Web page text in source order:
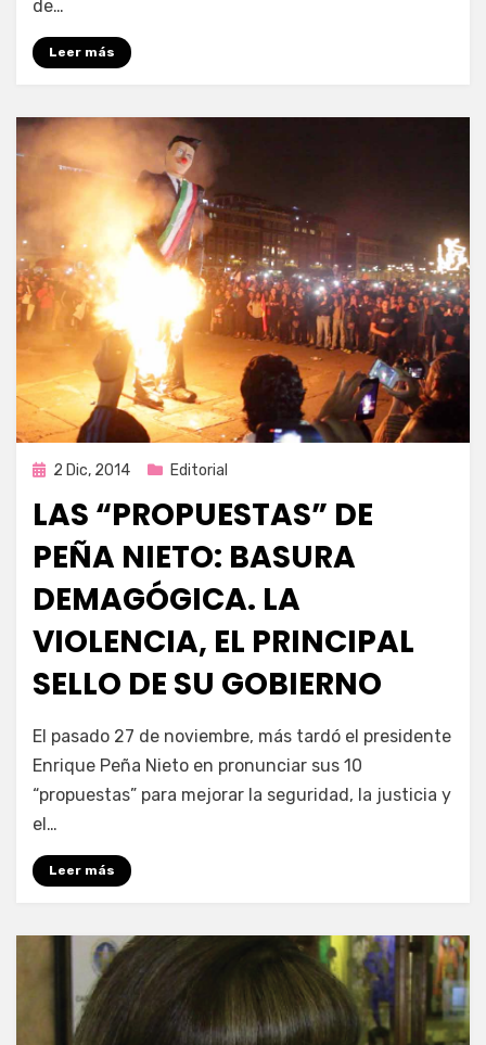
de…
Leer más
Publicada
2 Dic, 2014 Editorial
LAS “PROPUESTAS” DE
PEÑA NIETO: BASURA
DEMAGÓGICA. LA
VIOLENCIA, EL PRINCIPAL
SELLO DE SU GOBIERNO
Enrique
El pasado 27 de noviembre, más tardó el presidente
Enrique Peña Nieto en pronunciar sus 10
“propuestas” para mejorar la seguridad, la justicia y
el…
Leer más